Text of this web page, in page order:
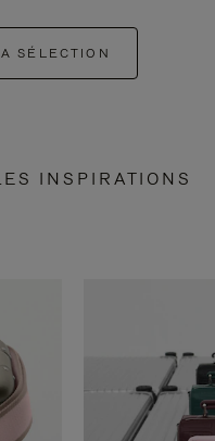
SÉLECTION
INSPIRATIONS